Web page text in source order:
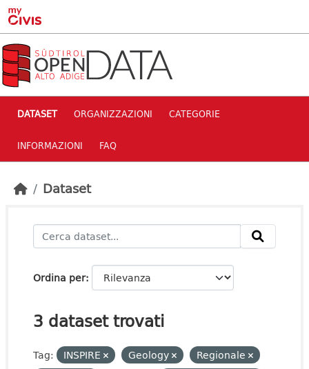
Skip to main content
DATASET ORGANIZZAZIONI CATEGORIE
INFORMAZIONI FAQ
Dataset
Ordina per
3 dataset trovati
Tag: INSPIRE Geology
Regionale